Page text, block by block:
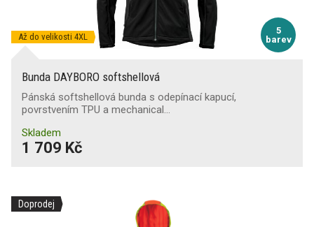
5
barev
Až do velikosti 4XL
Bunda DAYBORO softshellová
Pánská softshellová bunda s odepínací kapucí,
povrstvením TPU a mechanical…
Skladem
1 709 Kč
Doprodej